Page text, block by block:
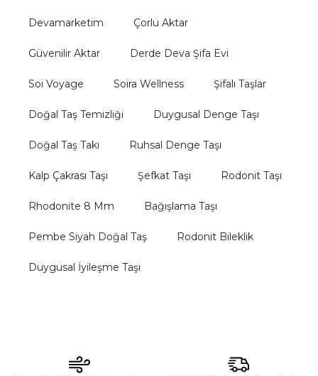
Devamarketim Çorlu Aktar
Güvenilir Aktar Derde Deva Şifa Evi
Soi Voyage Soira Wellness Şifalı Taşlar
Doğal Taş Temizliği Duygusal Denge Taşı
Doğal Taş Takı Ruhsal Denge Taşı
Kalp Çakrası Taşı Şefkat Taşı Rodonit Taşı
Rhodonite 8 Mm Bağışlama Taşı
Pembe Siyah Doğal Taş Rodonit Bileklik
Duygusal İyileşme Taşı